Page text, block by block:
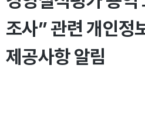
조사” 관련 개인정
제공사항 알림